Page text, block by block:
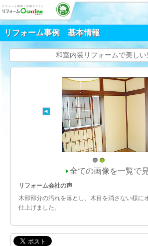
リフォーム事例 基本情報
和室内装リフォームで美しい
1 2
全ての画像を一覧で
リフォーム会社の声
木部部分の汚れを落とし、木目を消さない様に
仕上げました。